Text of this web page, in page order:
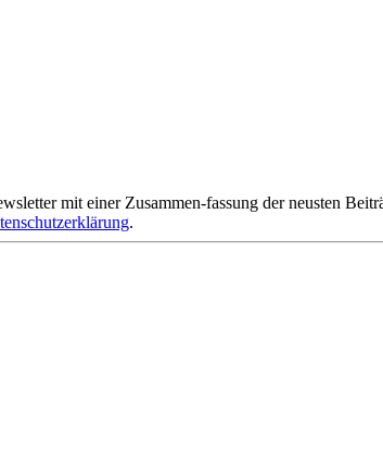
mit einer Zusammen-fassung der neusten
.